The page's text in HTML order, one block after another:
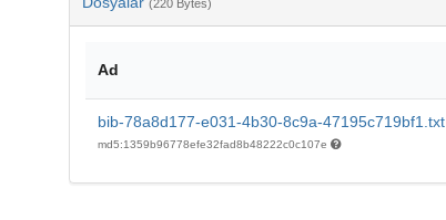
(220 Bytes)
Ad
bib-78a8d177-e031-4b30-8c9a-47195c719bf1.txt
md5:1359b96778efe32fad8b48222c0c107e